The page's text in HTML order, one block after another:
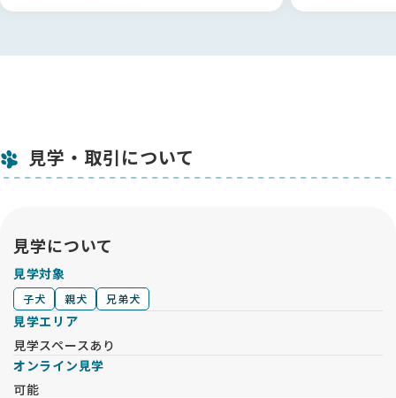
（心臓・パテラ・ペコ等の確認を含みます。）
■ サロンケア・お散歩練習
幼少期よりシャンプーやトリミング練習を行っております。
季節に応じてお散歩練習も開始しております。
【お迎え後のサービス】
■ 子犬専用ファイル
医療記録や今後必要となる情報をまとめた個別ファイルです。
■ フード
普段食べているフードを約1ヶ月分お渡しいたします。
ドライフード 800〜1kg程度
見学・取引について
見学について
見学対象
子犬 親犬 兄弟犬
見学エリア
見学スペースあり
オンライン見学
可能